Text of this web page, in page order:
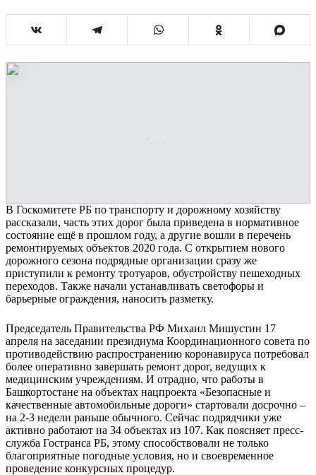
В Госкомитете РБ по транспорту и дорожному хозяйству
рассказали, часть этих дорог была приведена в нормативное
состояние ещё в прошлом году, а другие вошли в перечень
ремонтируемых объектов 2020 года. С открытием нового
дорожного сезона подрядные организации сразу же
приступили к ремонту тротуаров, обустройству пешеходных
переходов. Также начали устанавливать светофоры и
барьерные ограждения, наносить разметку.
Председатель Правительства РФ Михаил Мишустин 17
апреля на заседании президиума Координационного совета по
противодействию распространению коронавируса потребовал
более оперативно завершать ремонт дорог, ведущих к
медицинским учреждениям. И отрадно, что работы в
Башкортостане на объектах нацпроекта «Безопасные и
качественные автомобильные дороги» стартовали досрочно –
на 2-3 недели раньше обычного. Сейчас подрядчики уже
активно работают на 34 объектах из 107. Как поясняет пресс-
служба Гостранса РБ, этому способствовали не только
благоприятные погодные условия, но и своевременное
проведение конкурсных процедур.